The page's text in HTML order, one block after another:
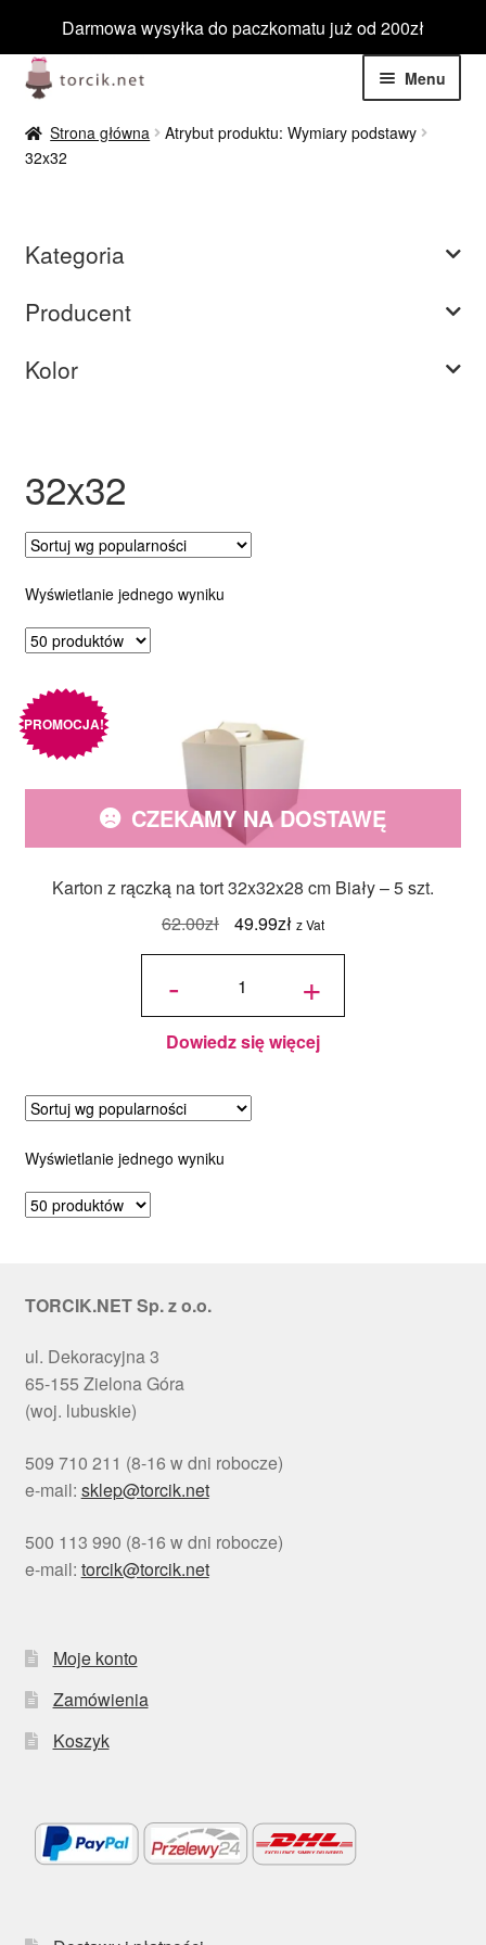
Darmowa wysyłka do paczkomatu już od 200zł
Przejdź
do
nawigacji
Przejdź
do
treści
Menu
Jadalne
Rozwiń
Barwniki spożywcze
Tematyczne
Blog
Nowości
Ozdoby na tort weselny
Strona główna
Atrybut produktu: Wymiary podstawy
32x32
32x32
Wyświetlanie jednego wyniku
Karton z rączką na tort 32x32x28 cm Biały – 5 szt.
PROMOCJA!
62.00zł
Pierwotna
cena
wynosiła:
49.99złAktualna
cena
49.99zł.
z Vat
CZEKAMY NA DOSTAWĘ
-
ilość
tort
32x32x28
cm Biały
- 5 szt. +
Dowiedz się więcej
Wyświetlanie jednego wyniku
Kategoria
Producent
Kolor
TORCIK.NET Sp. z o.o.
ul. Dekoracyjna 3
65-155 Zielona Góra
(woj. lubuskie)
509 710 211 (8-16 w dni robocze)
e-mail: sklep@torcik.net
500 113 990 (8-16 w dni robocze)
e-mail: torcik@torcik.net
Moje konto
Zamówienia
Koszyk